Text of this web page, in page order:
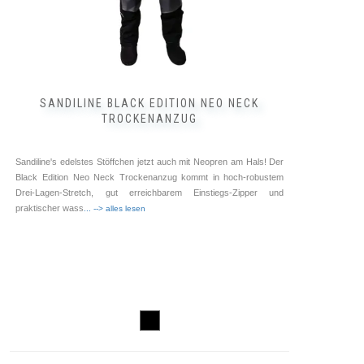
SANDILINE BLACK EDITION NEO NECK
TROCKENANZUG
Sandiline's edelstes Stöffchen jetzt auch mit Neopren am Hals! Der
Black Edition Neo Neck Trockenanzug kommt in hoch-robustem
Drei-Lagen-Stretch, gut erreichbarem Einstiegs-Zipper und
praktischer wass
... --> alles lesen